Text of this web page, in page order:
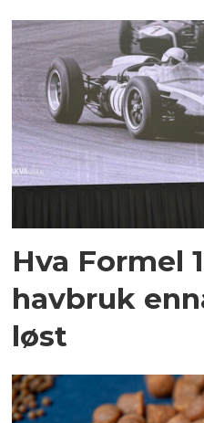
Hva Formel
havbruk
løst